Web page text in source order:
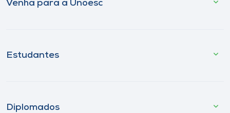
Venha para a Unoesc
Estudantes
Diplomados